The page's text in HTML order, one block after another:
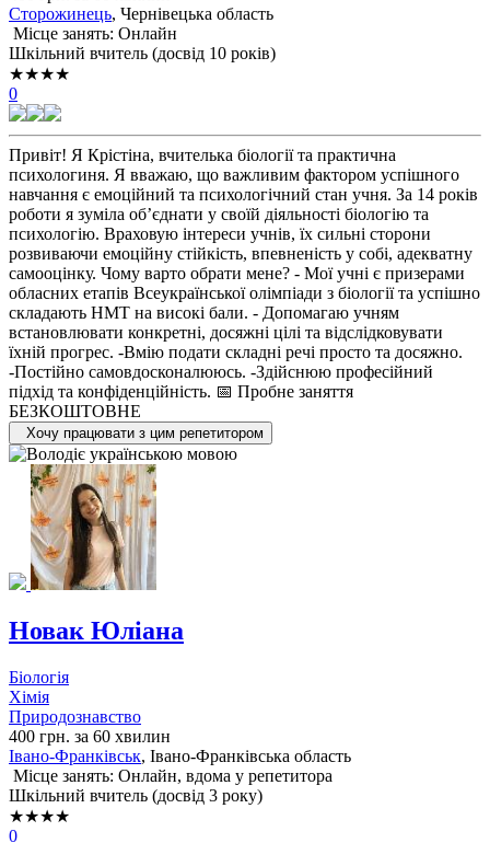
Сторожинець, Чернівецька область
Місце занять: Онлайн
Шкільний вчитель (досвід 10 років)
★★★★
0
Привіт! Я Крістіна, вчителька біології та практична
психологиня. Я вважаю, що важливим фактором успішного
навчання є емоційний та психологічний стан учня. За 14 років
роботи я зуміла об’єднати у своїй діяльності біологію та
психологію. Враховую інтереси учнів, їх сильні сторони
розвиваючи емоційну стійкість, впевненість у собі, адекватну
самооцінку. Чому варто обрати мене? - Мої учні є призерами
обласних етапів Всеукраїнської олімпіади з біології та успішно
складають НМТ на високі бали. - Допомагаю учням
встановлювати конкретні, досяжні цілі та відслідковувати
їхній прогрес. -Вмію подати складні речі просто та досяжно.
-Постійно самовдосконалююсь. -Здійснюю професійний
підхід та конфіденційність. 📅 Пробне заняття
БЕЗКОШТОВНЕ
Хочу працювати з цим репетитором
Новак Юліана
Біологія
Хімія
Природознавство
400 грн. за 60 хвилин
Івано-Франківськ, Івано-Франківська область
Місце занять: Онлайн, вдома у репетитора
Шкільний вчитель (досвід 3 року)
★★★★
0